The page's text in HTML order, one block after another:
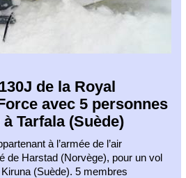
de la Royal
avec 5 personnes
Tarfala (Suède)
à l’armée de l’air
de Harstad (Norvège), pour un vol
(Suède). 5 membres